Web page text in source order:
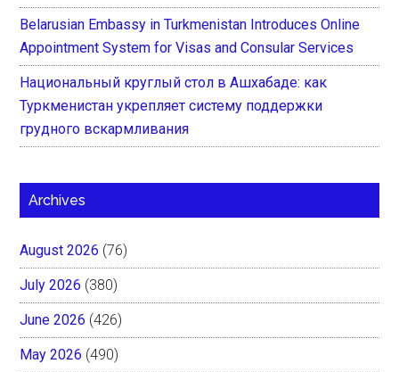
Belarusian Embassy in Turkmenistan Introduces Online
Appointment System for Visas and Consular Services
Национальный круглый стол в Ашхабаде: как
Туркменистан укрепляет систему поддержки
грудного вскармливания
Archives
August 2026 (76)
July 2026 (380)
June 2026 (426)
May 2026 (490)